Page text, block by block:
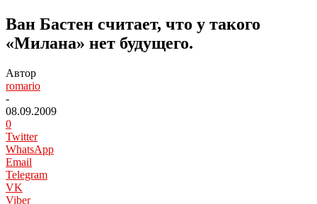
Ван Бастен считает, что у такого
«Милана» нет будущего.
Автор
romario
-
08.09.2009
0
Twitter
WhatsApp
Email
Telegram
VK
Viber